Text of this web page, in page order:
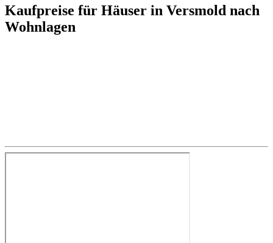
Kaufpreise für Häuser in Versmold nach
Wohnlagen